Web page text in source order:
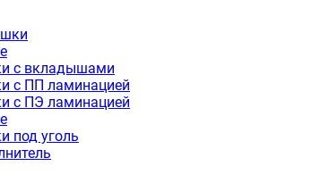
асинхронные трёхфазные с тормозом
асинхронные трёхфазные
электродвигатели INNORED
INNORED
независимая вентиляция INNOVARI
цилиндрические редукторы INNORED
редукторы INNORED в квадратном
редукторы INNORED
редукторы INNORED MC
с вкладышами
с ПП ламинацией
с ПЭ ламинацией
под уголь